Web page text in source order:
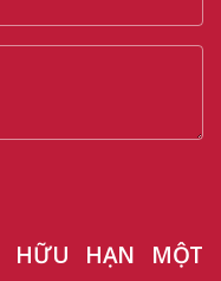
HỮU HẠN MỘT